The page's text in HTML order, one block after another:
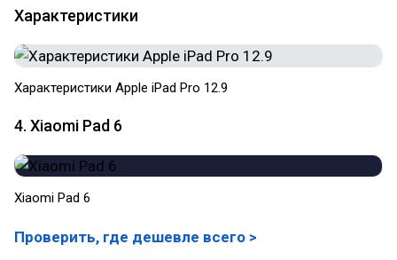
Характеристики
Характеристики Apple iPad Pro 12.9
4. Xiaomi Pad 6
Xiaomi Pad 6
Проверить, где дешевле всего >